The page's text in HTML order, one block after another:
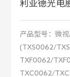
利亚德光电
产品型号： 微视
(TXS0062/
TXF0062/
TXC0062/